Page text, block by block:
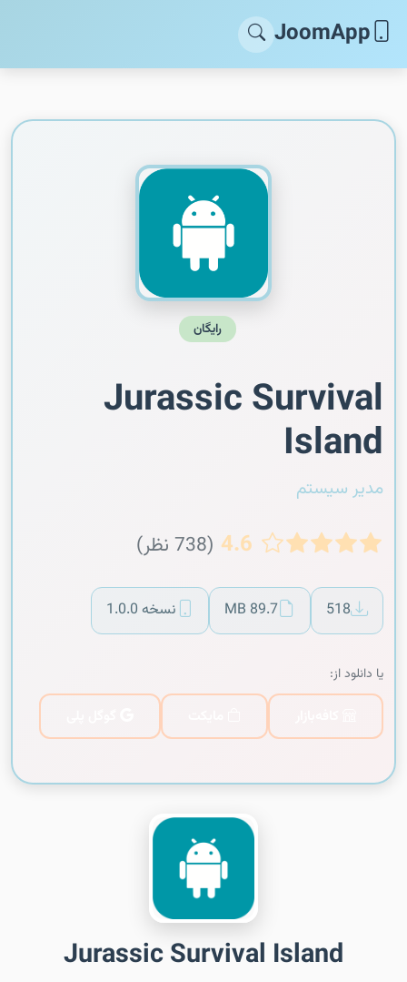
JoomApp
رایگان
Jurassic Survival
Island
مدیر سیستم
4.6 (738 نظر)
518
89.7 MB نسخه 1.0.0
یا دانلود از:
Jurassic Survival Island